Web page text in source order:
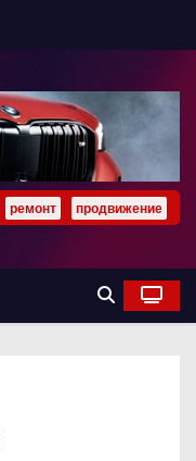
ремонт продвижение